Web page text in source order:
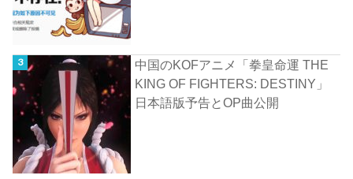
中国のKOFアニメ「拳皇命運 THE
KING OF FIGHTERS: DESTINY」
日本語版予告とOP曲公開